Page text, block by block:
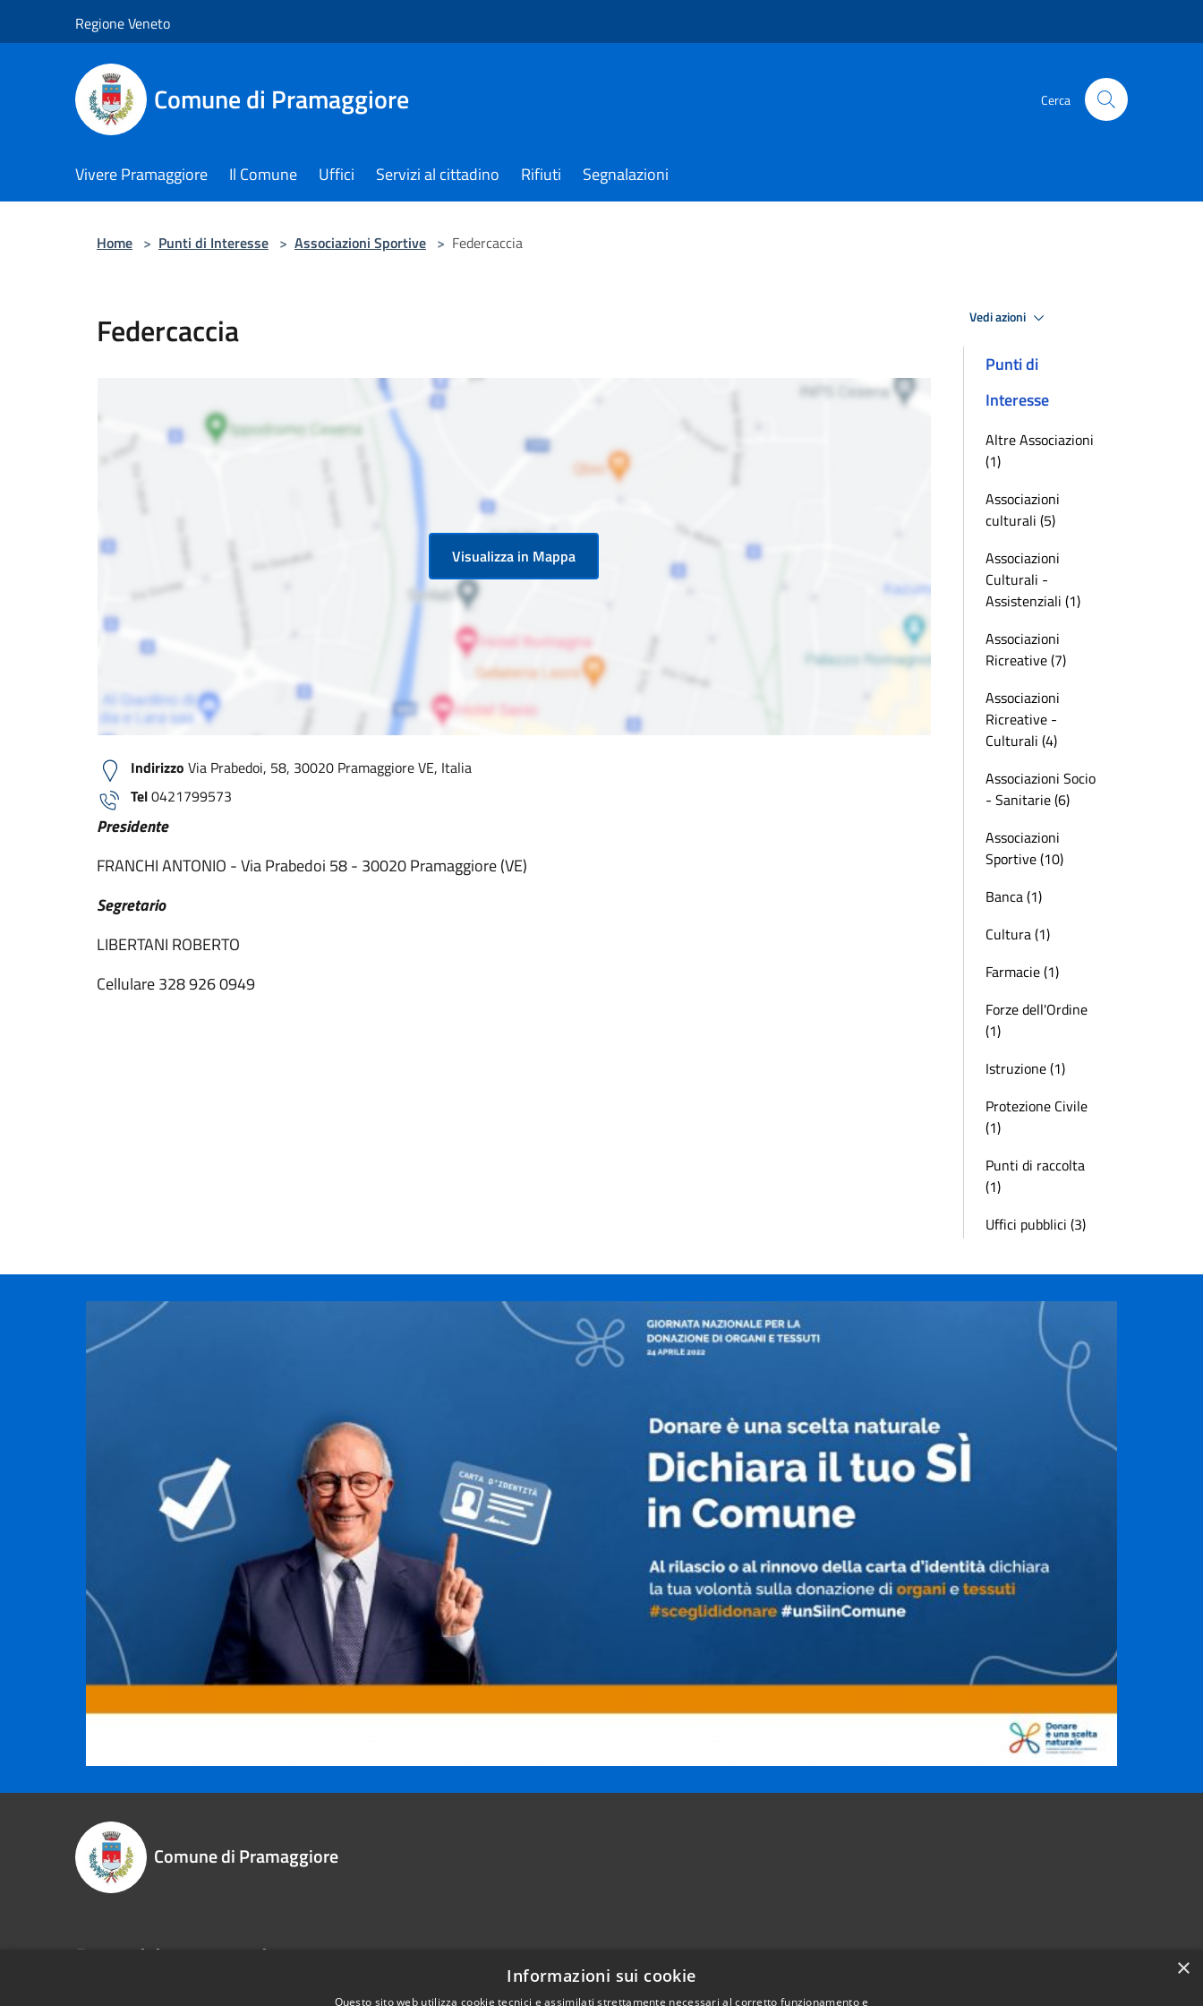
Regione Veneto
Comune di Pramaggiore Cerca
Vivere Pramaggiore Il Comune Uffici Servizi al cittadino Rifiuti Segnalazioni
Home > Punti di Interesse > Associazioni Sportive > Federcaccia
Federcaccia
Visualizza in Mappa
Indirizzo Via Prabedoi, 58, 30020 Pramaggiore VE, Italia
Tel0421799573
Presidente
FRANCHI ANTONIO - Via Prabedoi 58 - 30020 Pramaggiore (VE)
Segretario
LIBERTANI ROBERTO
Cellulare 328 926 0949
Vedi azioni
Punti di
Interesse
Altre Associazioni
(1)
Associazioni
culturali (5)
Associazioni
Culturali -
Assistenziali (1)
Associazioni
Ricreative (7)
Associazioni
Ricreative -
Culturali (4)
Associazioni Socio
- Sanitarie (6)
Associazioni
Sportive (10)
Banca (1)
Cultura (1)
Farmacie (1)
Forze dell'Ordine
(1)
Istruzione (1)
Protezione Civile
(1)
Punti di raccolta
(1)
Uffici pubblici (3)
Comune di Pramaggiore
Recapiti e contatti ×
Informazioni sui cookie
Questo sito web utilizza cookie tecnici e assimilati strettamente necessari al corretto funzionamento e